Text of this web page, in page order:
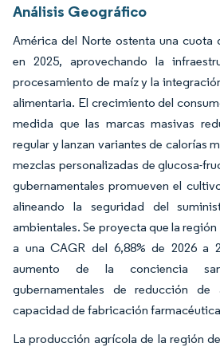
Análisis Geográfico
América del Norte ostenta una cuota
en 2025, aprovechando la
procesamiento de maíz y la
alimentaria. El crecimiento del
medida que las marcas masivas
regular y lanzan variantes de calorías
mezclas personalizadas de glucosa-
gubernamentales promueven el
alineando la seguridad del
ambientales. Se proyecta que la
a una CAGR del 6,88% de 2026 a
aumento de la conciencia
gubernamentales de reducción
capacidad de fabricación
La producción agrícola de la región